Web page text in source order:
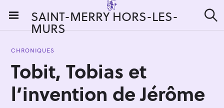
i
SAINT-MERRY HORS-LES-
MURS e
CHRONIQUES
Tobit, Tobias et
l’invention de Jérôme